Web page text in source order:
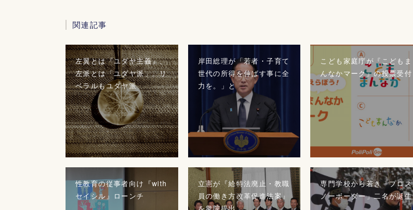
関連記事
左翼とは『ユダヤ主義』、
左派とは「ユダヤ派」。リ
ベラルもユダヤ派
岸田総理が「若者・子育て
世代の所得を伸ばす事に全
力を。」と
こども家庭庁が『こどもま
んなかマーク』の投票受付
性教育の従事者向け『with
セイシル』ローンチ
立憲が『給特法廃止・教職
員の働き方改革促進法案』
を衆院提出
専門学校から若き「プロス
ノーボーダー」二名が誕生